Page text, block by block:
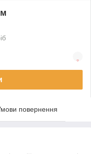
повернення